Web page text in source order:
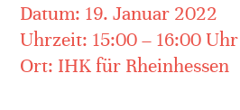
Datum: 19. Januar 2022
Uhrzeit: 15:00 – 16:00 Uhr
Ort: IHK für Rheinhessen